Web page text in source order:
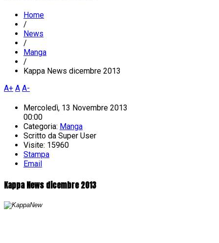
Home
/
News
/
Manga
/
Kappa News dicembre 2013
A+ A A-
Mercoledì, 13 Novembre 2013
00:00
Categoria: Manga
Scritto da Super User
Visite: 15960
Stampa
Email
Kappa News dicembre 2013